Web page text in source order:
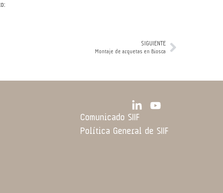
SIGUIENTE
Montaje de arquetas en Biosca
Comunicado SIIF
Política General de SIIF